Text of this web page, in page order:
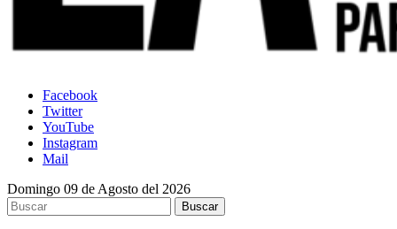
Facebook
Twitter
YouTube
Instagram
Mail
Domingo 09 de Agosto del 2026